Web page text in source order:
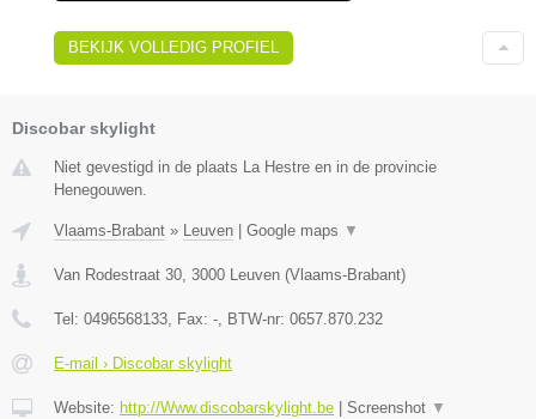
BEKIJK VOLLEDIG PROFIEL
Discobar skylight
Niet gevestigd in de plaats La Hestre en in de provincie
Henegouwen.
Vlaams-Brabant » Leuven Google maps ▼
Van Rodestraat 30, 3000 Leuven (Vlaams-Brabant)
Tel: 0496568133, Fax: -, BTW-nr: 0657.870.232
E-mail › Discobar skylight
Website: http://Www.discobarskylight.be Screenshot ▼